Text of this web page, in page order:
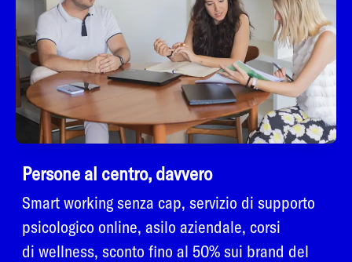
Persone al centro, davvero
Smart working senza cap, servizio di supporto
psicologico online, asilo aziendale, corsi
di wellness, sconto fino al 50% sui brand del